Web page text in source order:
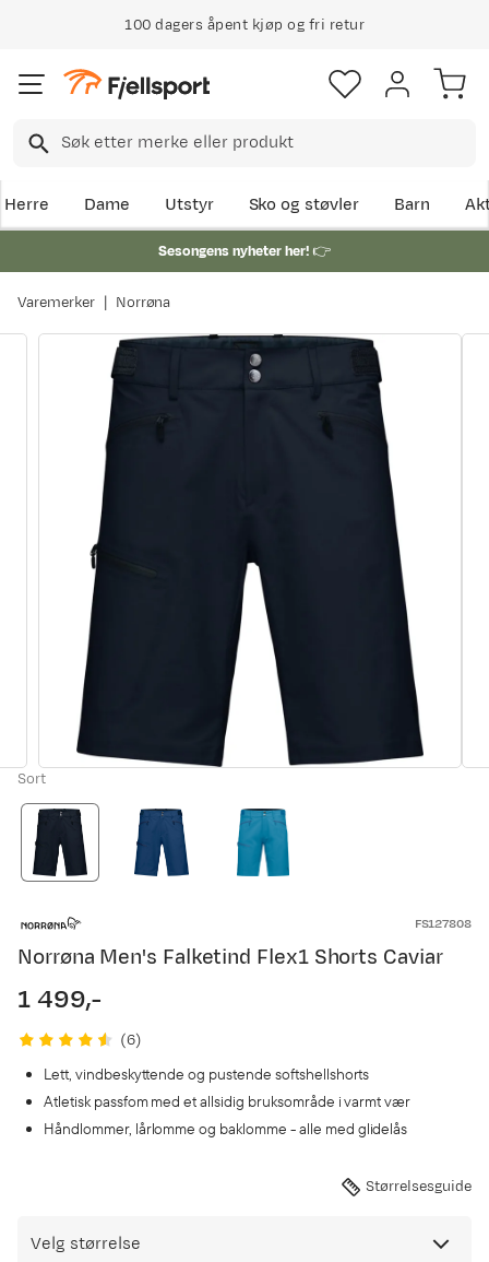
Klimakompensert lynrask levering
Herre Dame Utstyr Sko og støvler Barn
Sesongens nyheter her!👉
Varemerker Norrøna
Sort
FS127808
Norrøna Men's Falketind Flex1 Shorts Caviar
price
1 499,-
(6)
Lett, vindbeskyttende og pustende softshellshorts
Atletisk passfom med et allsidig bruksområde i varmt vær
Håndlommer, lårlomme og baklomme - alle med glidelås
Størrelsesguide
Velg størrelse